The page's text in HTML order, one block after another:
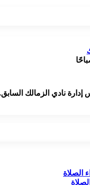
نادي الزمالك